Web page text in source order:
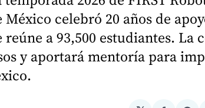
celebró 20 años de
a 93,500 estudiantes. La
y aportará mentoría para